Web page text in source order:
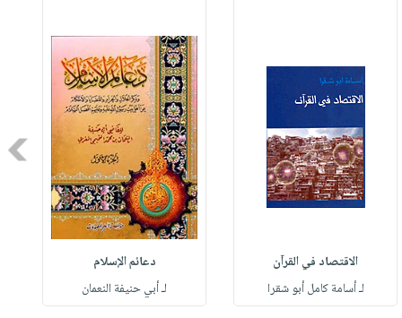
الاقتصاد في القرآن
لـ أسامة كامل أبو شقرا
دعائم الإسلام
لـ أبي حنيفة النعمان